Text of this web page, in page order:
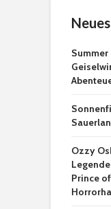
Ozzy
Prince